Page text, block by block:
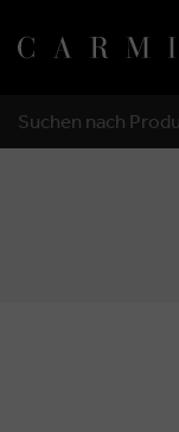
SUCHEN